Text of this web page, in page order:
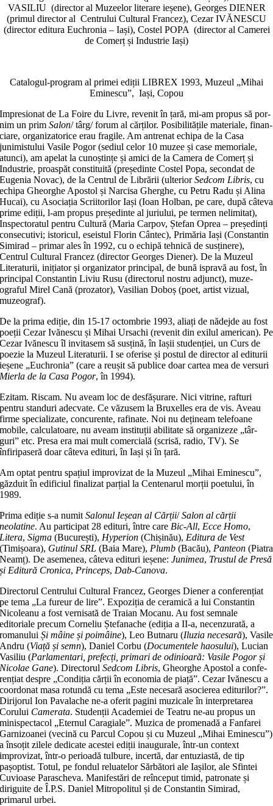
VASILIU (director al Muzeelor literare ieșene), Georges DIENER
(primul director al Centrului Cultural Francez), Cezar IVĂNESCU
(director editura Euchronia – Iași), Costel POPA (director al Camerei
de Comerț și Industrie Iași)
Catalogul-program al primei ediții LIBREX 1993, Muzeul „Mihai
Eminescu”, Iași, Copou
Impresionat de La Foire du Livre, re­venit în țară, mi-am propus să por­
nim un primSalon/ târg/ forum al căr­ților. Posibilitățile materiale, finan­
ci­a­re, organizatorice erau fragile. Am an­trenat echipa de la Casa
junimis­tu­lui Vasile Pogor (sediul celor 10 muzee și case memoriale,
atunci), am apelat la cunoștințe și amici de la Camera de Comerț și
Industrie, proaspăt cons­ti­tu­ită (președinte Costel Popa, secon­dat de
Eugenia Novac), de la Centrul de Librării (ulteriorSedcom Libris, cu
echipa Gheorghe Apostol și Narcisa Gherghe, cu Petru Radu și Alina
Hucai), cu Asociația Scriitorilor Iași (Ioan Holban, pe care, după câteva
pri­me ediții, l-am propus președinte al ju­riului, pe termen nelimitat),
Ins­pec­to­ratul pentru Cultură (Maria Carpov, Ștefan Oprea – președinți
con­s­e­cutivi; istoricul, eseistul Florin Cântec), Pri­măria Iași (Constantin
Simirad – pri­mar ales în 1992, cu o echipă tehnică de susținere),
Centrul Cultural Fran­cez (director Georges Diener). De la Mu­zeul
Literaturii, inițiator și organi­za­tor principal, de bună ispravă au fost, în
principal Constantin Liviu Rusu (directorul nostru adjunct), mu­ze­
ograful Mirel Cană (prozator), Vasilian Doboș (poet, artist vizual,
muzeograf).
De la prima ediție, din 15-17 oc­tom­brie 1993, aliați de nădejde au fost
poeții Cezar Ivănescu și Mihai Ursachi (revenit din exilul american). Pe
Cezar Ivănescu îl invitasem să susțină, în Iașii studenției, un Curs de
poezie la Muzeul Literaturii. I se oferise și postul de direc­tor al editurii
ieșene „Euchronia” (care a reușit să publice doar cartea mea de ver­suri
Mierla de la Casa Pogor, în 1994).
Ezitam. Riscam. Nu aveam loc de des­­fășurare. Nici vitrine, rafturi
pentru stan­duri adecvate. Ce văzusem la Bruxelles era de vis. Aveau
firme specia­li­za­te, concurente, rafinate. Noi nu deți­neam telefoane
mobile, calculatoare, nu aveam instituții abilitate să organizeze „târ­
guri” etc. Presa era mai mult comer­cială (scrisă, radio, TV). Se
înfiripaseră doar câteva edituri, în Iași și în țară.
Am optat pentru spațiul improvizat de la Muzeul „Mihai Eminescu”,
găzduit în edificiul finalizat parțial la Centenarul morții poetului, în
1989.
Prima ediție s-a numitSalonul Ieșean al Cărții/Salon al cărții
neolatine. Au participat 28 edituri, între careBic-All,Ecce Homo,
Litera,Sigma (București),Hyperion (Chișinău),Editura de Vest
(Timișoara), Gutinul SRL (Baia Mare),Plumb (Bacău),Panteon (Piatra
Neamț). De asemenea, câteva edituri ieșene:Junimea, Trustul de Presă
și Editură Cronica,Princeps,Dab-Canova.
Directorul Centrului Cultural Francez, Georges Diener a conferențiat
pe tema „La fureur de lire”. Expoziția de ceramică a lui Constantin
Nicoleanu a fost vernisată de Traian Mocanu. Au fost semnale
editoriale precum Corneliu Ștefanache (ediția a II-a, necenzurată, a
romanuluiȘi mâine și poimâine), Leo Butnaru (Iluzia necesară), Vasile
Andru (Viață și semn), Daniel Corbu (Documentele haosului), Lucian
Vasiliu (Par­la­men­tari, prefecți, primari de odinioară: Vasile Pogor și
Nicolae Gane). DirectorulSedcom Libris, Gheorghe Apostol a confe­
ren­țiat despre „Condiția cărții în economia de piață”. Cezar Ivănescu a
coordonat masa rotundă cu tema „Este necesară asocierea editurilor?”.
Dirijorul Ion Pavalache ne-a oferit pa­gini muzicale în interpretarea
Corului Camerata. Studenții Academiei de Teatru ne-au propus un
minispectacol „Eternul Caragiale”. Muzica de promenadă a Fanfarei
Garnizoanei (ve­ci­nă cu Parcul Copou și cu Muzeul „Mihai Eminescu”)
a în­so­țit zilele dedicate acestei ediții inaugurale, într-un context
improvizat, într-o perioadă tulbure, incertă, dar entuziastă, de tip
pașoptist. Totul, pe fondul reluatelor Sărbători ale Iașilor, ale Sfintei
Cuvioase Parascheva. Manifestări de reînceput timid, patronate și
diriguite de Î.P.S. Daniel Mitropolitul și de Constantin Simirad,
primarul urbei.